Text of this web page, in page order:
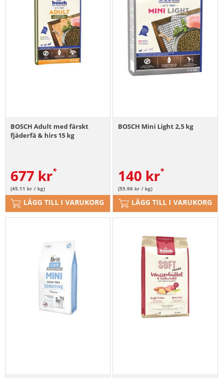
BOSCH Adult med färskt
fjäderfä & hirs 15 kg
677 kr
(45.11 kr / kg)
LÄGG TILL I VARUKORG
BOSCH Mini Light 2,5 kg
140 kr
(55.96 kr / kg)
LÄGG TILL I VARUKORG